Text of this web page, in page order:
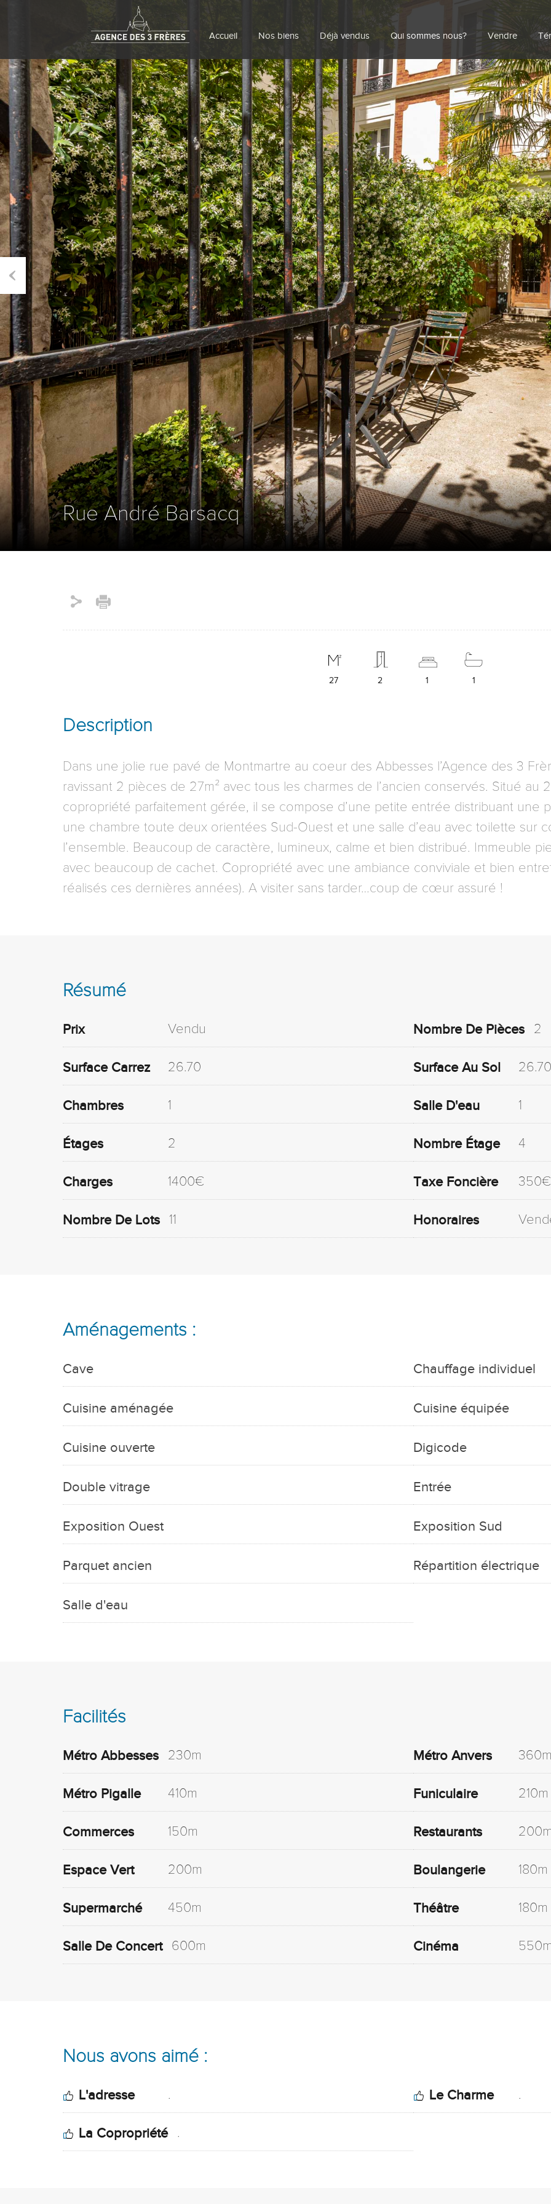
Accueil Nos biens Déjà vendus Qui sommes nous? Vendre
Previous
Rue André Barsacq
27 2 1 1
Description
Dans une jolie rue pavé de Montmartre au coeur des Abbesses l’Agence des 3
ravissant 2 pièces de 27m² avec tous les charmes de l’ancien conservés. Situé au
copropriété parfaitement gérée, il se compose d’une petite entrée distribuant une
une chambre toute deux orientées Sud-Ouest et une salle d’eau avec toilette sur
l’ensemble. Beaucoup de caractère, lumineux, calme et bien distribué. Immeuble
avec beaucoup de cachet. Copropriété avec une ambiance conviviale et bien
réalisés ces dernières années). A visiter sans tarder…coup de cœur assuré !
Résumé
Prix Vendu Nombre De Pièces 2
Surface Carrez 26.70 Surface Au Sol 26.70
Chambres 1 Salle D'eau 1
Étages 2 Nombre Étage 4
Charges 1400€ Taxe Foncière 350€
Nombre De Lots 11 Honoraires
Aménagements :
Cave Chauffage individuel
Cuisine aménagée Cuisine équipée
Cuisine ouverte Digicode
Double vitrage Entrée
Exposition Ouest Exposition Sud
Parquet ancien Répartition électrique
Salle d'eau
Facilités
Métro Abbesses 230m Métro Anvers
Métro Pigalle 410m Funiculaire 210m
Commerces 150m Restaurants
Espace Vert 200m Boulangerie 180m
Supermarché 450m Théâtre 180m
Salle De Concert 600m Cinéma
Nous avons aimé :
L'adresse . Le Charme .
La Copropriété .